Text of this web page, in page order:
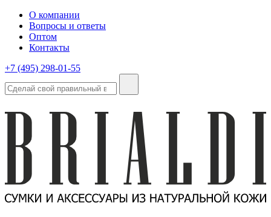
О компании
Вопросы и ответы
Оптом
Контакты
+7 (495) 298-01-55